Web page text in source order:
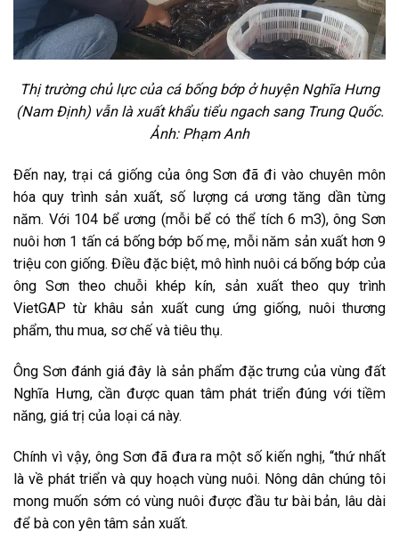
Thị trường chủ lực của cá bống bớp ở huyện Nghĩa Hưng
(Nam Định) vẫn là xuất khẩu tiểu ngach sang Trung Quốc.
Ảnh: Phạm Anh
Đến nay, trại cá giống của ông Sơn đã đi vào chuyên môn
hóa quy trình sản xuất, số lượng cá ương tăng dần từng
năm. Với 104 bể ương (mỗi bể có thể tích 6 m3), ông Sơn
nuôi hơn 1 tấn cá bống bớp bố mẹ, mỗi năm sản xuất hơn 9
triệu con giống. Điều đặc biệt, mô hình nuôi cá bống bớp của
ông Sơn theo chuỗi khép kín, sản xuất theo quy trình
VietGAP từ khâu sản xuất cung ứng giống, nuôi thương
phẩm, thu mua, sơ chế và tiêu thụ.
Ông Sơn đánh giá đây là sản phẩm đặc trưng của vùng đất
Nghĩa Hưng, cần được quan tâm phát triển đúng với tiềm
năng, giá trị của loại cá này.
Chính vì vậy, ông Sơn đã đưa ra một số kiến nghị, “thứ nhất
là về phát triển và quy hoạch vùng nuôi. Nông dân chúng tôi
mong muốn sớm có vùng nuôi được đầu tư bài bản, lâu dài
để bà con yên tâm sản xuất.